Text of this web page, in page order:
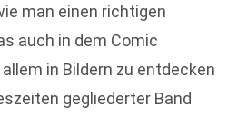
man einen richtigen
auch in dem Comic
in Bildern zu entdecken
gegliederter Band